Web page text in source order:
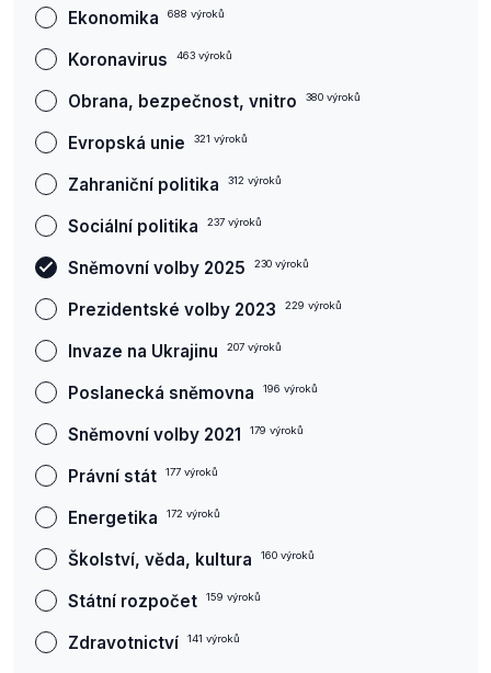
Ekonomika 688 výroků
Koronavirus 463 výroků
Obrana, bezpečnost, vnitro 380 výroků
Evropská unie 321 výroků
Zahraniční politika 312 výroků
Sociální politika 237 výroků
Sněmovní volby 2025 230 výroků
Prezidentské volby 2023 229 výroků
Invaze na Ukrajinu 207 výroků
Poslanecká sněmovna 196 výroků
Sněmovní volby 2021 179 výroků
Právní stát 177 výroků
Energetika 172 výroků
Školství, věda, kultura 160 výroků
Státní rozpočet 159 výroků
Zdravotnictví 141 výroků